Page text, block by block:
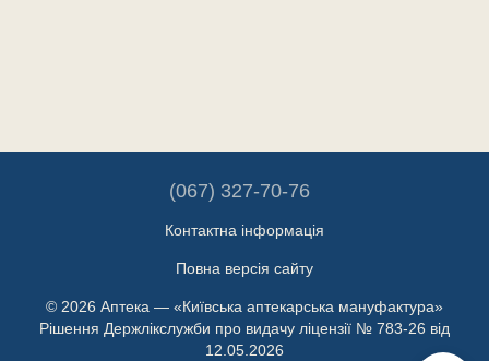
(067) 327-70-76
Контактна інформація
Повна версія сайту
© 2026 Аптека — «Київська аптекарська мануфактура»
Рішення Держлікслужби про видачу ліцензії № 783-26 від
12.05.2026